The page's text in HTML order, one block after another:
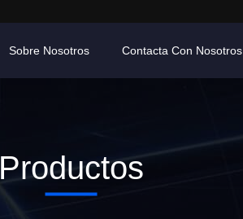
Sobre Nosotros Contacta Con Nosotros
Productos